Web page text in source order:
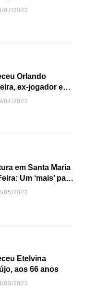
da
07/2023
Orlando
ex-jogador e
da formação
04/2023
em Santa Maria
Um ‘mais’ para
05/2023
Etelvina
aos 66 anos
03/2023